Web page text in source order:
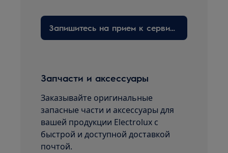
Запишитесь на прием к сервисному технику здесь
Запчасти и аксессуары
Заказывайте оригинальные
запасные части и аксессуары для
вашей продукции Electrolux с
быстрой и доступной доставкой
почтой.